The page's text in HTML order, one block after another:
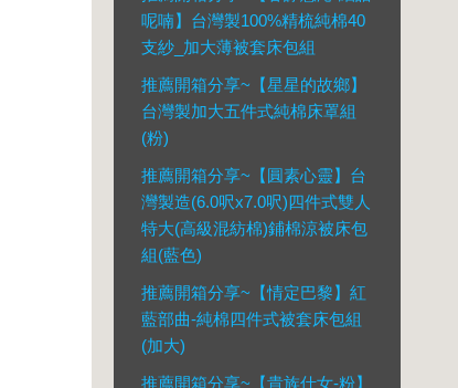
呢喃】台灣製100%精梳純棉40
支紗_加大薄被套床包組
推薦開箱分享~【星星的故鄉】
台灣製加大五件式純棉床罩組
(粉)
推薦開箱分享~【圓素心靈】台
灣製造(6.0呎x7.0呎)四件式雙人
特大(高級混紡棉)鋪棉涼被床包
組(藍色)
推薦開箱分享~【情定巴黎】紅
藍部曲-純棉四件式被套床包組
(加大)
推薦開箱分享~【貴族仕女-粉】